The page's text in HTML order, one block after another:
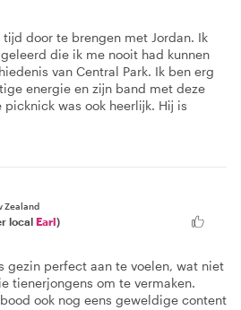
door te brengen met Jordan. Ik
die ik me nooit had kunnen
van Central Park. Ik ben erg
energie en zijn band met deze
was ook heerlijk. Hij is
Zealand
local Earl)
gezin perfect aan te voelen, wat niet
tienerjongens om te vermaken.
ook nog eens geweldige content